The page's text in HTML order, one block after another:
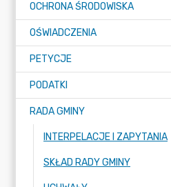
OCHRONA ŚRODOWISKA
OŚWIADCZENIA
PETYCJE
PODATKI
RADA GMINY
INTERPELACJE I ZAPYTANIA
SKŁAD RADY GMINY